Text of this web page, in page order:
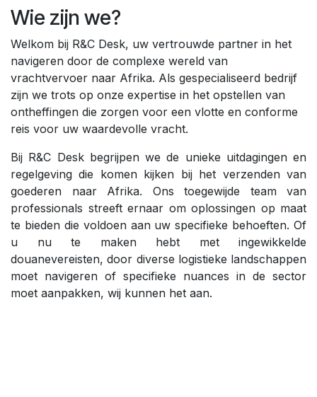
Wie zijn we?
Welkom bij R&C Desk, uw vertrouwde partner in het
navigeren door de complexe wereld van
vrachtvervoer naar Afrika. Als gespecialiseerd bedrijf
zijn we trots op onze expertise in het opstellen van
ontheffingen die zorgen voor een vlotte en conforme
reis voor uw waardevolle vracht.
Bij R&C Desk begrijpen we de unieke uitdagingen en
regelgeving die komen kijken bij het verzenden van
goederen naar Afrika. Ons toegewijde team van
professionals streeft ernaar om oplossingen op maat
te bieden die voldoen aan uw specifieke behoeften. Of
u nu te maken hebt met ingewikkelde
douanevereisten, door diverse logistieke landschappen
moet navigeren of specifieke nuances in de sector
moet aanpakken, wij kunnen het aan.